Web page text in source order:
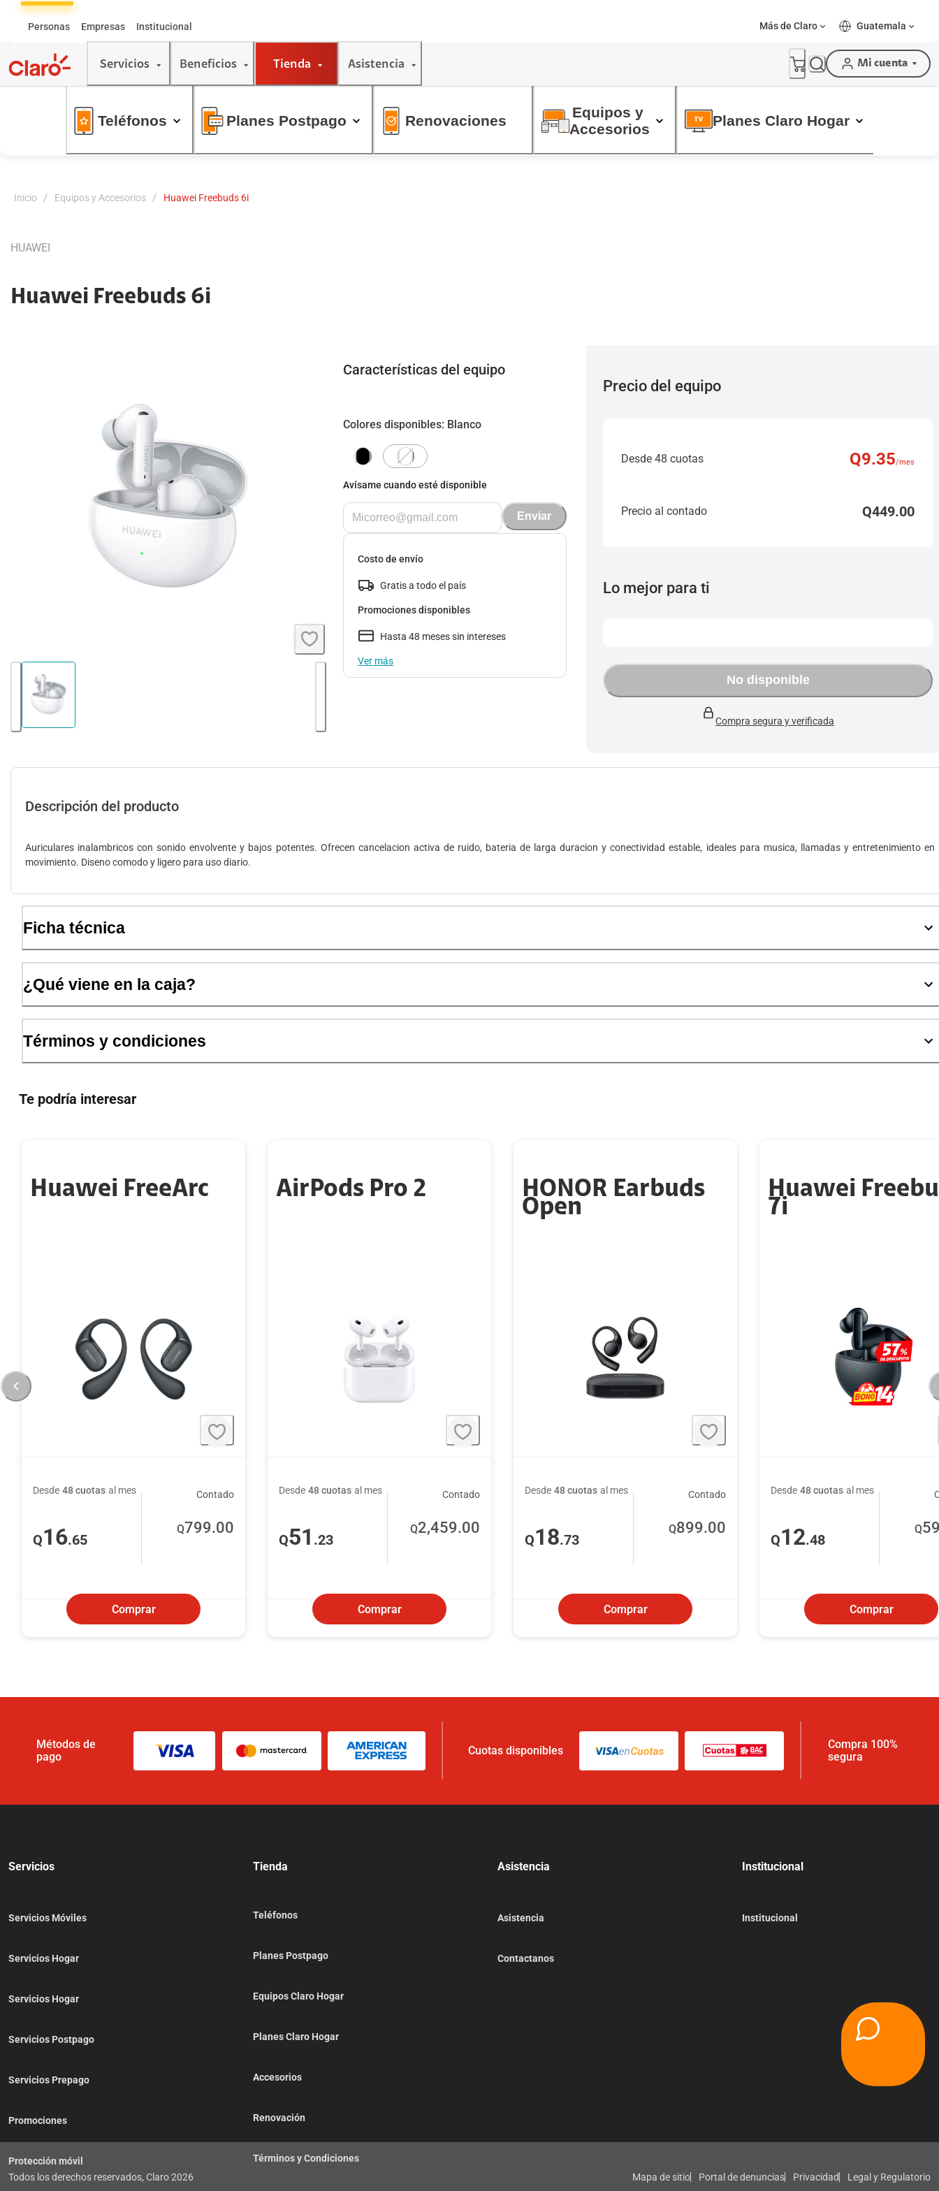
Personas Empresas Institucional Más de Claro Guatemala
Servicios Beneficios Tienda Asistencia Mi cuenta
Teléfonos Planes Postpago Renovaciones
Equipos y
Accesorios
Planes Claro Hogar
Inicio / Equipos y Accesorios / Huawei Freebuds 6i
HUAWEI
Huawei Freebuds 6i
Características del equipo
Colores disponibles: Blanco
Avísame cuando esté disponible
Enviar
Costo de envío
Gratis a todo el país
Promociones disponibles
Hasta 48 meses sin intereses
Ver más
Precio del equipo
Desde 48 cuotas Q9.35/mes
Precio al contado Q449.00
Lo mejor para ti
No disponible
Compra segura y verificada
Descripción del producto
Auriculares inalambricos con sonido envolvente y bajos potentes. Ofrecen cancelacion activa de ruido, bateria de larga duracion y conectividad estable, ideales para musica, llamadas y entretenimiento en
movimiento. Diseno comodo y ligero para uso diario.
Ficha técnica
¿Qué viene en la caja?
Términos y condiciones
Te podría interesar
Huawei FreeArc
Desde 48 cuotas al mes
Q16.65
Contado
Q799.00
Comprar
AirPods Pro 2
Desde 48 cuotas al mes
Q51 .23
Contado
Q2,459.00
Comprar
HONOR Earbuds
Open
Desde 48 cuotas al mes
Q18.73
Contado
Q899.00
Comprar
Huawei
7i
Desde 48 cuotas al mes
Q12.48
Q
Comprar
Métodos de
pago
Cuotas disponibles
Compra 100%
segura
Servicios
Servicios Móviles
Servicios Hogar
Servicios Hogar
Servicios Postpago
Servicios Prepago
Promociones
Protección móvil
Tienda
Teléfonos
Planes Postpago
Equipos Claro Hogar
Planes Claro Hogar
Accesorios
Renovación
Términos y Condiciones
Asistencia
Asistencia
Contactanos
Institucional
Institucional
Todos los derechos reservados, Claro2026 Mapa de sitio Portal de denuncias Privacidad Legal y Regulatorio